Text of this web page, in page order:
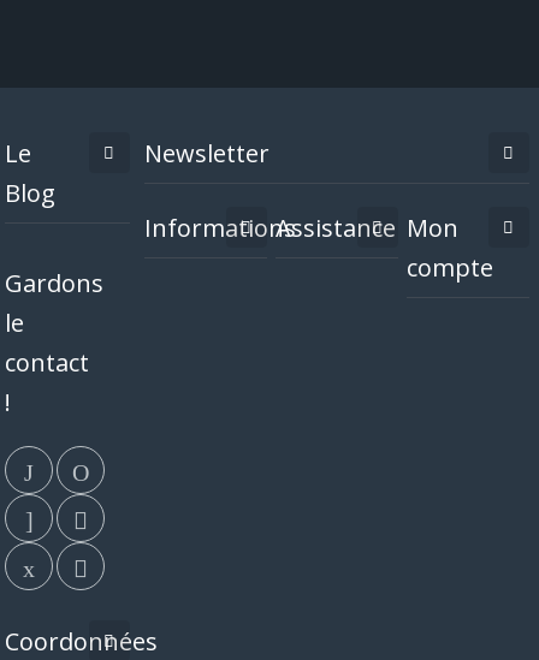
Le
Blog
Gardons
le
contact
!
Coordonnées
Newsletter
InformationsAssistance Mon
compte